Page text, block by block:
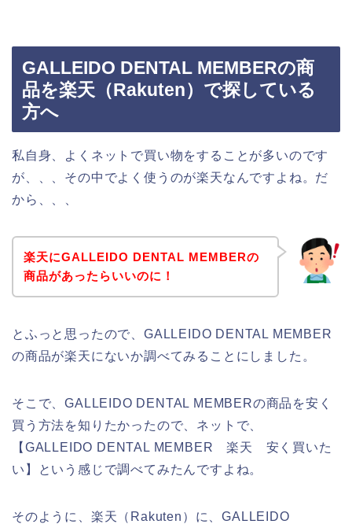
GALLEIDO DENTAL MEMBERの商
品を楽天（Rakuten）で探している
方へ
私自身、よくネットで買い物をすることが多いのです
が、、、その中でよく使うのが楽天なんですよね。だ
から、、、
楽天にGALLEIDO DENTAL MEMBERの
商品があったらいいのに！
とふっと思ったので、GALLEIDO DENTAL MEMBER
の商品が楽天にないか調べてみることにしました。
そこで、GALLEIDO DENTAL MEMBERの商品を安く
買う方法を知りたかったので、ネットで、
【GALLEIDO DENTAL MEMBER 楽天 安く買いた
い】という感じで調べてみたんですよね。
そのように、楽天（Rakuten）に、GALLEIDO